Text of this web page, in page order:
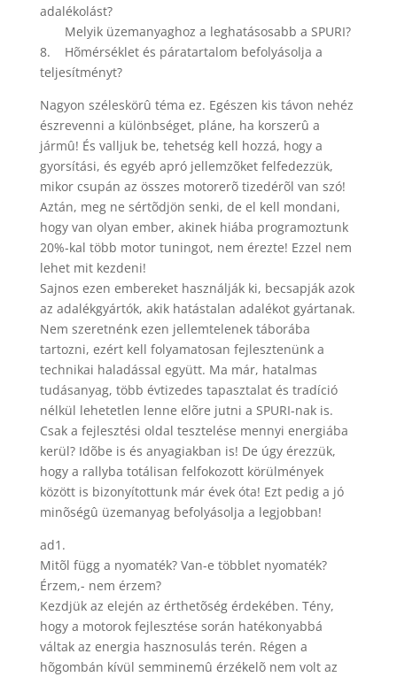
adalékolást?
Melyik üzemanyaghoz a leghatásosabb a SPURI?
8. Hõmérséklet és páratartalom befolyásolja a
teljesítményt?
Nagyon széleskörû téma ez. Egészen kis távon nehéz
észrevenni a különbséget, pláne, ha korszerû a
jármû! És valljuk be, tehetség kell hozzá, hogy a
gyorsítási, és egyéb apró jellemzõket felfedezzük,
mikor csupán az összes motorerõ tizedérõl van szó!
Aztán, meg ne sértõdjön senki, de el kell mondani,
hogy van olyan ember, akinek hiába programoztunk
20%-kal több motor tuningot, nem érezte! Ezzel nem
lehet mit kezdeni!
Sajnos ezen embereket használják ki, becsapják azok
az adalékgyártók, akik hatástalan adalékot gyártanak.
Nem szeretnénk ezen jellemtelenek táborába
tartozni, ezért kell folyamatosan fejlesztenünk a
technikai haladással együtt. Ma már, hatalmas
tudásanyag, több évtizedes tapasztalat és tradíció
nélkül lehetetlen lenne elõre jutni a SPURI-nak is.
Csak a fejlesztési oldal tesztelése mennyi energiába
kerül? Idõbe is és anyagiakban is! De úgy érezzük,
hogy a rallyba totálisan felfokozott körülmények
között is bizonyítottunk már évek óta! Ezt pedig a jó
minõségû üzemanyag befolyásolja a legjobban!
ad1.
Mitõl függ a nyomaték? Van-e többlet nyomaték?
Érzem,- nem érzem?
Kezdjük az elején az érthetõség érdekében. Tény,
hogy a motorok fejlesztése során hatékonyabbá
váltak az energia hasznosulás terén. Régen a
hõgombán kívül semminemû érzékelõ nem volt az